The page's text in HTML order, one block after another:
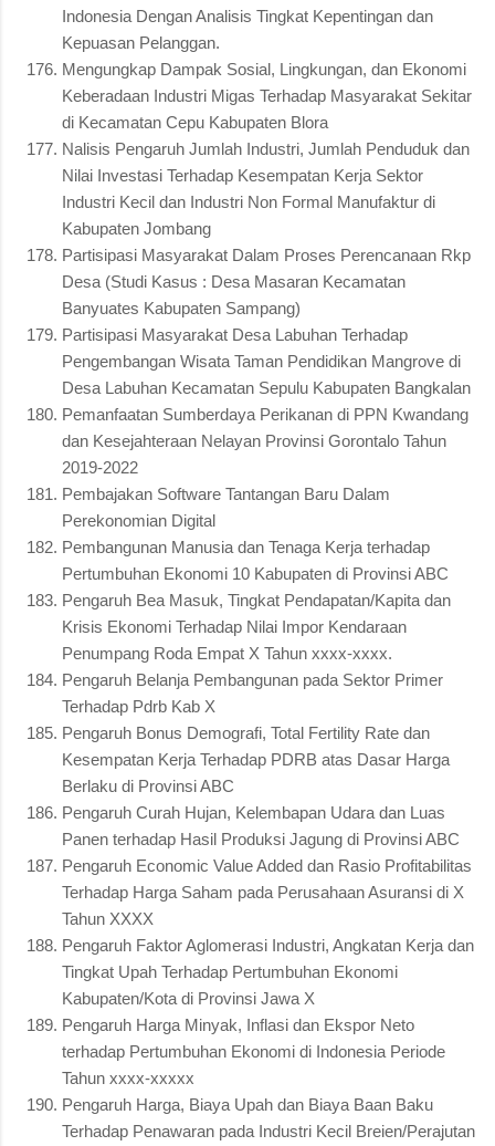
Indonesia Dengan Analisis Tingkat Kepentingan dan
Kepuasan Pelanggan.
Mengungkap Dampak Sosial, Lingkungan, dan Ekonomi
Keberadaan Industri Migas Terhadap Masyarakat Sekitar
di Kecamatan Cepu Kabupaten Blora
Nalisis Pengaruh Jumlah Industri, Jumlah Penduduk dan
Nilai Investasi Terhadap Kesempatan Kerja Sektor
Industri Kecil dan Industri Non Formal Manufaktur di
Kabupaten Jombang
Partisipasi Masyarakat Dalam Proses Perencanaan Rkp
Desa (Studi Kasus : Desa Masaran Kecamatan
Banyuates Kabupaten Sampang)
Partisipasi Masyarakat Desa Labuhan Terhadap
Pengembangan Wisata Taman Pendidikan Mangrove di
Desa Labuhan Kecamatan Sepulu Kabupaten Bangkalan
Pemanfaatan Sumberdaya Perikanan di PPN Kwandang
dan Kesejahteraan Nelayan Provinsi Gorontalo Tahun
2019-2022
Pembajakan Software Tantangan Baru Dalam
Perekonomian Digital
Pembangunan Manusia dan Tenaga Kerja terhadap
Pertumbuhan Ekonomi 10 Kabupaten di Provinsi ABC
Pengaruh Bea Masuk, Tingkat Pendapatan/Kapita dan
Krisis Ekonomi Terhadap Nilai Impor Kendaraan
Penumpang Roda Empat X Tahun xxxx-xxxx.
Pengaruh Belanja Pembangunan pada Sektor Primer
Terhadap Pdrb Kab X
Pengaruh Bonus Demografi, Total Fertility Rate dan
Kesempatan Kerja Terhadap PDRB atas Dasar Harga
Berlaku di Provinsi ABC
Pengaruh Curah Hujan, Kelembapan Udara dan Luas
Panen terhadap Hasil Produksi Jagung di Provinsi ABC
Pengaruh Economic Value Added dan Rasio Profitabilitas
Terhadap Harga Saham pada Perusahaan Asuransi di X
Tahun XXXX
Pengaruh Faktor Aglomerasi Industri, Angkatan Kerja dan
Tingkat Upah Terhadap Pertumbuhan Ekonomi
Kabupaten/Kota di Provinsi Jawa X
Pengaruh Harga Minyak, Inflasi dan Ekspor Neto
terhadap Pertumbuhan Ekonomi di Indonesia Periode
Tahun xxxx-xxxxx
Pengaruh Harga, Biaya Upah dan Biaya Baan Baku
Terhadap Penawaran pada Industri Kecil Breien/Perajutan